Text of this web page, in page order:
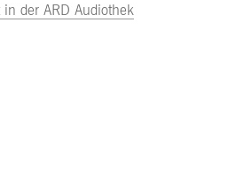
in der ARD Audiothek